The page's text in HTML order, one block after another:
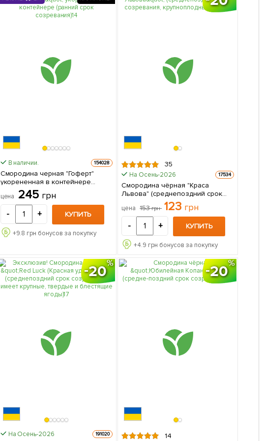
В наличии. 154028
Смородина черная "Гоферт"
укорененная в контейнере
(ранний срок созревания) 1
саженец в упаковке
цена 245 грн
- + КУПИТЬ
+9.8 грн бонусов за покупку
35
На Осень-2026 17534
Смородина чёрная "Краса
Львова" (среднепоздний срок
созревания, крупноплодный
сорт) 1 саженец в упаковке
цена 153грн 123 грн
- + КУПИТЬ
+4.9 грн бонусов за покупку
20
На Осень-2026 191020
20
14